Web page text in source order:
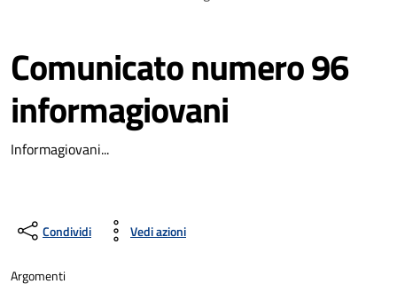
Comunicato numero 96
informagiovani
Informagiovani...
Condividi Vedi azioni
Argomenti